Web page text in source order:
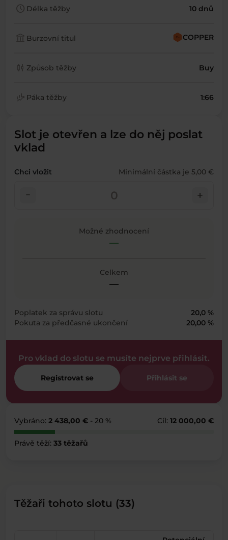
schedule Délka těžby 10 dnů
account_balance Burzovní titul COPPER
candlestick_chart Způsob těžby Buy
finance_mode Páka těžby 1:66
Slot je otevřen a lze do něj poslat
vklad
Chci vložit Minimální částka je 5,00 €
check_indeterminate_small add
Možné zhodnocení
—
Celkem
—
Poplatek za správu slotu
20,0 %
Pokuta za předčasné ukončení
20,00 %
Pro vklad do slotu se musíte nejprve přihlásit.
Registrovat se Přihlásit se
Vybráno: 2 438,00 € - 20 % Cíl: 12 000,00 €
Právě těží: 33 těžařů
Těžaři tohoto slotu (33)